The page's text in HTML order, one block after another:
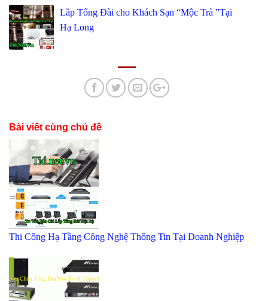
Lắp Tổng Đài cho Khách Sạn “Mộc Trà ”Tại
Hạ Long
Bài viết cùng chủ đề
Thi Công Hạ Tầng Công Nghệ Thông Tin Tại Doanh Nghiệp